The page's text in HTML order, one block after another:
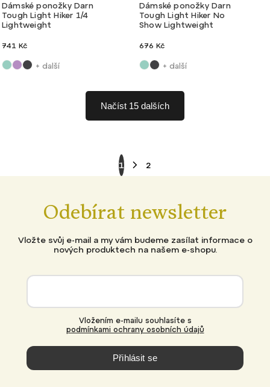
Dámské ponožky Darn
Tough Light Hiker 1/4
Lightweight
741 Kč
+ další
Dámské ponožky Darn
Tough Light Hiker No
Show Lightweight
676 Kč
+ další
Načíst 15 dalších
1 2
Odebírat newsletter
Vložte svůj e-mail a my vám budeme zasílat informace o
nových produktech na našem e-shopu.
podmínkami ochrany osobních údajů
Přihlásit se